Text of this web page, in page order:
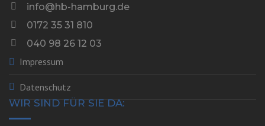
info@hb-hamburg.de
0172 35 31 810
040 98 26 12 03
Impressum
Datenschutz
WIR SIND FÜR SIE DA: